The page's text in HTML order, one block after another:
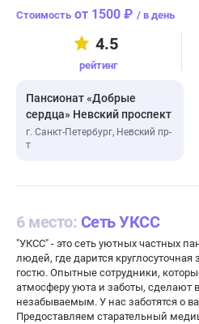
4.5
рейтинг
от 1500 ₽ / в день
Пансионат «Добрые
сердца» Невский проспект
г. Санкт-Петербург, Невский пр-
т
6 место: Сеть УКСС
"УКСС" - это сеть уютных частных
людей, где дарится
гостю. Опытные сотрудники,
атмосферу уюта и заботы, сделают
незабываемым. У нас заботятся о
Предоставляем старательный